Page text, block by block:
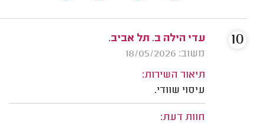
עדי הילה ב. תל אביב.
משוב: 18/05/2026
תיאור השירות:
עיסוי שוודי.
חוות דעת:
10